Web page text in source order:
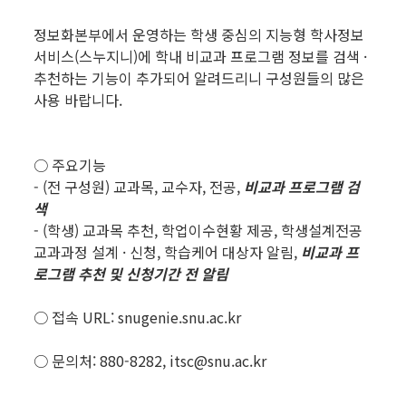
정보화본부에서 운영하는 학생 중심의 지능형 학사정보
서비스(스누지니)에 학내 비교과 프로그램 정보를 검색 ·
추천하는 기능이 추가되어 알려드리니 구성원들의 많은
사용 바랍니다.
○ 주요기능
- (전 구성원) 교과목, 교수자, 전공, 비교과 프로그램 검
색
- (학생) 교과목 추천, 학업이수현황 제공, 학생설계전공
교과과정 설계 · 신청, 학습케어 대상자 알림, 비교과 프
로그램 추천 및 신청기간 전 알림
○ 접속 URL: snugenie.snu.ac.kr
○ 문의처: 880-8282, itsc@snu.ac.kr